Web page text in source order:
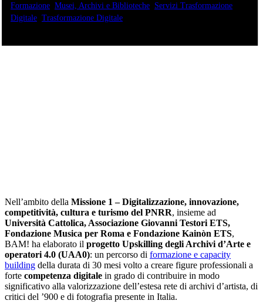
Formazione Musei, Archivi e Biblioteche Servizi Trasformazione
Digitale Trasformazione Digitale
Nell’ambito della Missione 1 – Digitalizzazione, innovazione,
competitività, cultura e turismo del PNRR, insieme ad
Università Cattolica, Associazione Giovanni Testori ETS,
Fondazione Musica per Roma e Fondazione Kainòn ETS,
BAM! ha elaborato il progetto Upskilling degli Archivi d’Arte e
operatori 4.0 (UAA0): un percorso di formazione e capacity
building della durata di 30 mesi volto a creare figure professionali a
forte competenza digitale in grado di contribuire in modo
significativo alla valorizzazione dell’estesa rete di archivi d’artista, di
critici del ’900 e di fotografia presente in Italia.